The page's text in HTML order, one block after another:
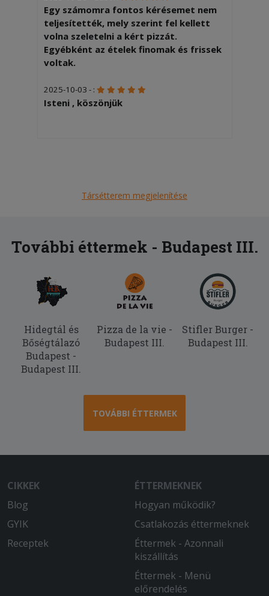
Egy számomra fontos kérésemet nem
teljesítették, mely szerint fel kellett
volna szeletelni a kért pizzát.
Egyébként az ételek finomak és frissek
voltak.
2025-10-03 - :
Isteni , köszönjük
Társétterem megjelenítése
További éttermek - Budapest III.
Hidegtál és
Bőségtálazó
Budapest -
Budapest III.
Pizza de la vie -
Budapest III.
Stifler Burger -
Budapest III.
TOVÁBBI ÉTTERMEK
CIKKEK
Blog
GYIK
Receptek
ÉTTERMEKNEK
Hogyan működik?
Csatlakozás éttermeknek
Éttermek - Azonnali
kiszállítás
Éttermek - Menü
előrendelés